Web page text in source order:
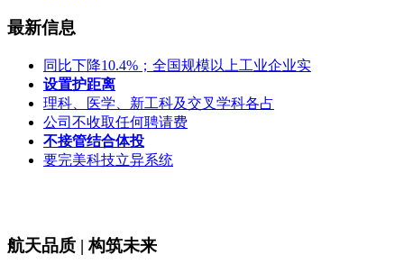
最新信息
同比下降10.4%；全国规模以上工业企业实
设置护距离
理科、医学、新工科及交叉学科各占
公司不收取任何聘请费
不接管结合体投
要完美科技立异系统
航天品质 | 构筑未来